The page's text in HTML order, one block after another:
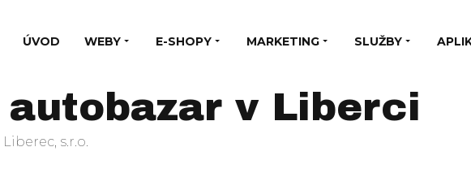
ÚVOD WEBY E-SHOPY MARKETING SLUŽBY
v Liberci
s.r.o.